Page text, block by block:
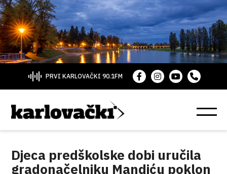
PRVI KARLOVAČKI 90.1FM
Djeca predškolske dobi uručila
gradonačelniku Mandiću poklon